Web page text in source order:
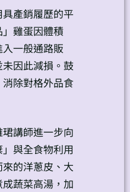
產銷履歷的平
雞蛋因體積
一般通路販
因此減損。鼓
除對格外品食
講師進一步向
與全食物利用
的洋蔥皮、大
蔬菜高湯，加